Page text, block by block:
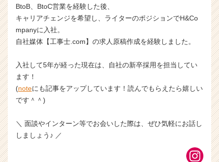
BtoB、BtoC営業を経験した後、
キャリアチェンジを希望し、ライターのポジションでH&Co
mpanyに入社。
自社媒体【工事士.com】の求人原稿作成を経験しました。
入社して5年が経った現在は、自社の新卒採用を担当してい
ます！
(noteにも記事をアップしています！読んでもらえたら嬉しい
です＾＾)
＼ 面談やインターン等でお会いした際は、ぜひ気軽にお話し
しましょう♪ ／